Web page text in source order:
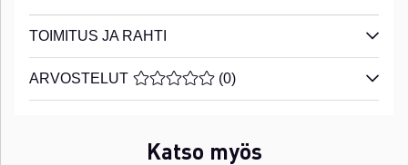
TOIMITUS JA RAHTI
ARVOSTELUT KESKIARVOLUOKITUS 0 / 5
(0)
Katso myös